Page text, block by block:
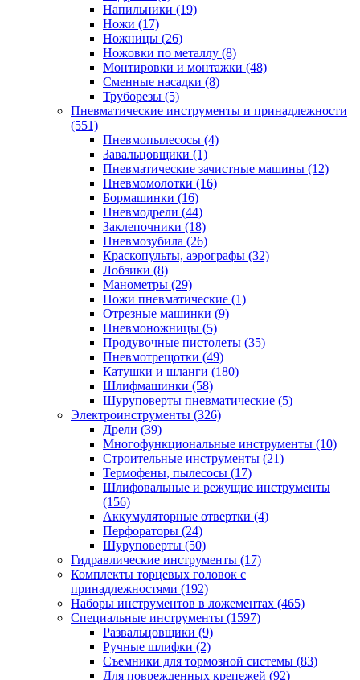
Напильники (19)
Ножи (17)
Ножницы (26)
Ножовки по металлу (8)
Монтировки и монтажки (48)
Сменные насадки (8)
Труборезы (5)
Пневматические инструменты и принадлежности
(551)
Пневмопылесосы (4)
Завальцовщики (1)
Пневматические зачистные машины (12)
Пневмомолотки (16)
Бормашинки (16)
Пневмодрели (44)
Заклепочники (18)
Пневмозубила (26)
Краскопульты, аэрографы (32)
Лобзики (8)
Манометры (29)
Ножи пневматические (1)
Отрезные машинки (9)
Пневмоножницы (5)
Продувочные пистолеты (35)
Пневмотрещотки (49)
Катушки и шланги (180)
Шлифмашинки (58)
Шуруповерты пневматические (5)
Электроинструменты (326)
Дрели (39)
Многофункциональные инструменты (10)
Строительные инструменты (21)
Термофены, пылесосы (17)
Шлифовальные и режущие инструменты
(156)
Аккумуляторные отвертки (4)
Перфораторы (24)
Шуруповерты (50)
Гидравлические инструменты (17)
Комплекты торцевых головок с
принадлежностями (192)
Наборы инструментов в ложементах (465)
Специальные инструменты (1597)
Развальцовщики (9)
Ручные шлифки (2)
Съемники для тормозной системы (83)
Для поврежденных крепежей (92)